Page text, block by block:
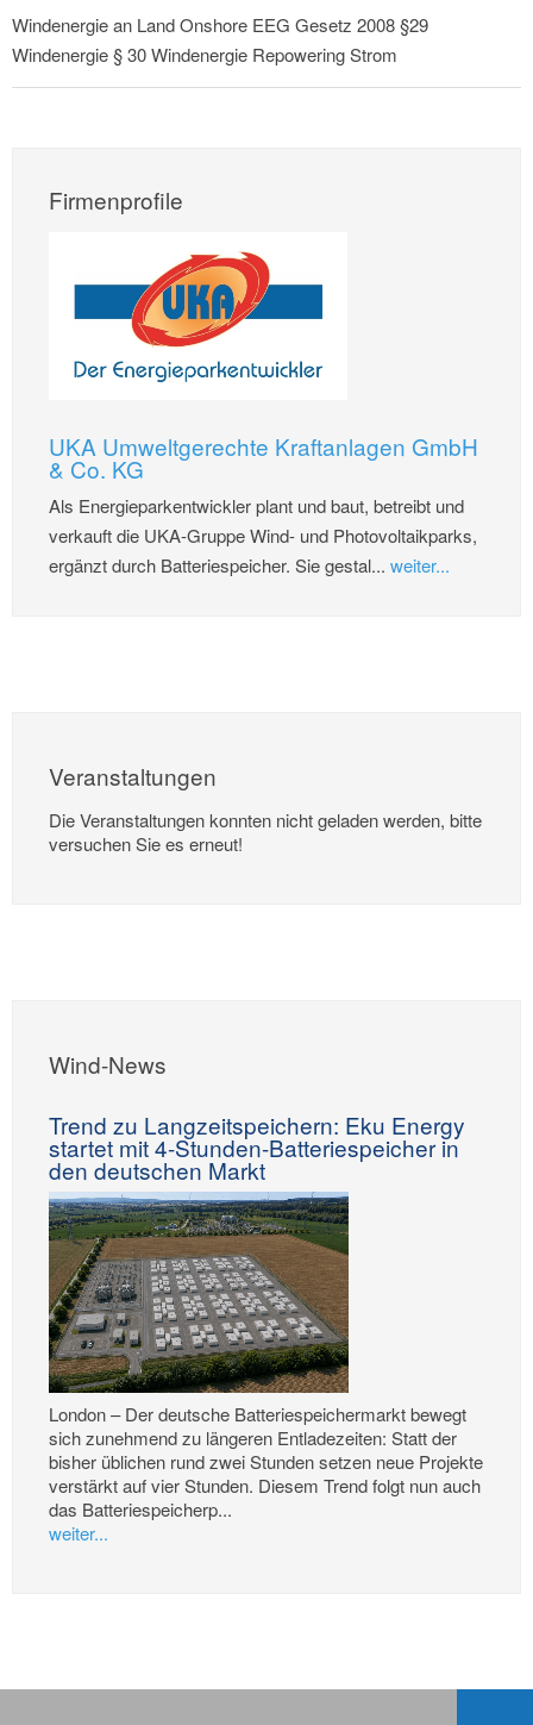
Windenergie an Land Onshore EEG Gesetz 2008 §29
Windenergie § 30 Windenergie Repowering Strom
Firmenprofile
UKA Umweltgerechte Kraftanlagen GmbH
& Co. KG
Als Energieparkentwickler plant und baut, betreibt und
verkauft die UKA-Gruppe Wind- und Photovoltaikparks,
ergänzt durch Batteriespeicher. Sie gestal... weiter...
Veranstaltungen
Die Veranstaltungen konnten nicht geladen werden, bitte
versuchen Sie es erneut!
Wind-News
Trend zu Langzeitspeichern: Eku Energy
startet mit 4-Stunden-Batteriespeicher in
den deutschen Markt
London – Der deutsche Batteriespeichermarkt bewegt
sich zunehmend zu längeren Entladezeiten: Statt der
bisher üblichen rund zwei Stunden setzen neue Projekte
verstärkt auf vier Stunden. Diesem Trend folgt nun auch
das Batteriespeicherp...
weiter...